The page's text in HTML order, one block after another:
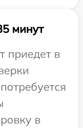
минут
приедет в
в